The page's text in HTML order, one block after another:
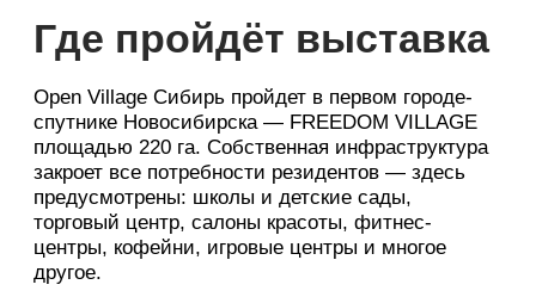
Только для гостей Open Village Сибирь
на строительные и отделочные
Купить билет
Скидки до 40%